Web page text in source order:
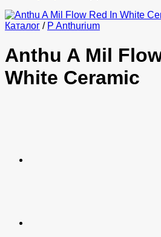
Каталог / P Anthurium
Anthu A Mil
White Ceramic